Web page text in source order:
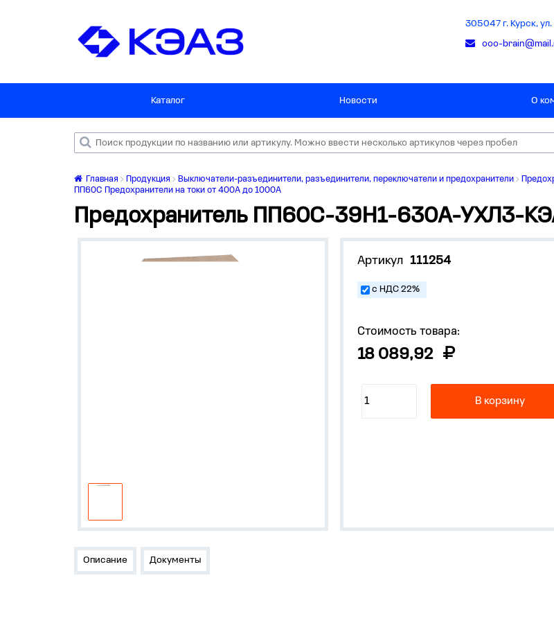
305047 г. Курск,
ooo-
Каталог Новости О
Главная Продукция Выключатели-разъединители, разъединители, переключатели и предохранители
ПП60С Предохранители на токи от 400А до 1000А
Предохранитель ПП60С-39Н1-630А-УХЛ3-
Артикул 111254
с НДС 22%
Стоимость товара:
18 089,92
В корзину
Описание Документы